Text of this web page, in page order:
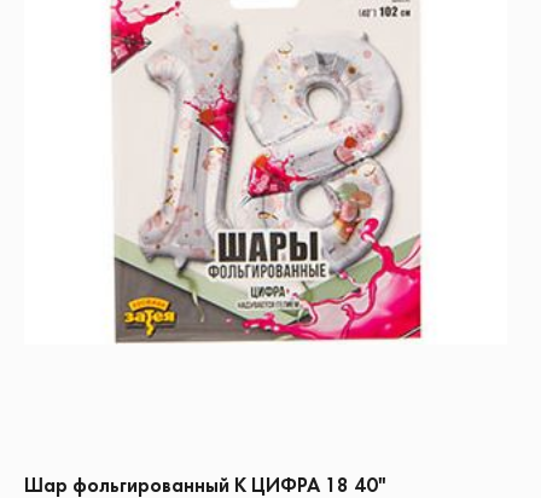
Шар фольгированный К ЦИФРА 18 40"